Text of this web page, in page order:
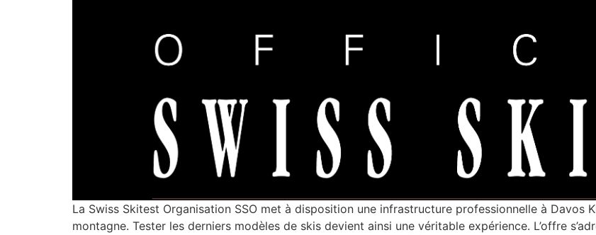
La Swiss Skitest Organisation SSO met à disposition une infrastructure professionnelle à Davos
montagne. Tester les derniers modèles de skis devient ainsi une véritable expérience. L’offre